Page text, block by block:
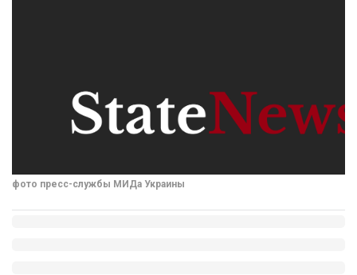
фото пресс-службы МИДа Украины